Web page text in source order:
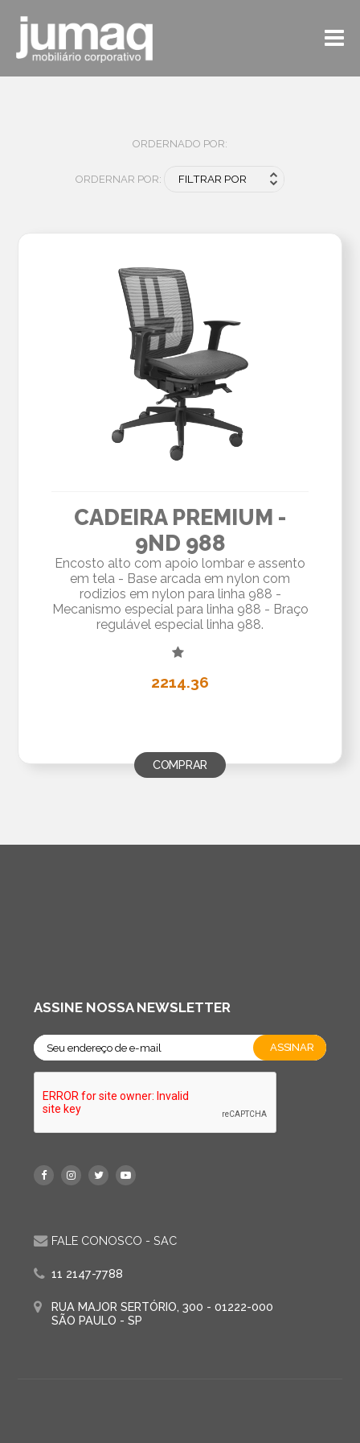
ORDERNADO POR:
ORDERNAR POR:
CADEIRA PREMIUM -
9ND 988
Encosto alto com apoio lombar e assento
em tela - Base arcada em nylon com
rodizios em nylon para linha 988 -
Mecanismo especial para linha 988 - Braço
regulável especial linha 988.
2214.36
COMPRAR
ASSINE NOSSA NEWSLETTER
FALE CONOSCO - SAC
11 2147-7788
RUA MAJOR SERTÓRIO, 300 - 01222-000
SÃO PAULO - SP